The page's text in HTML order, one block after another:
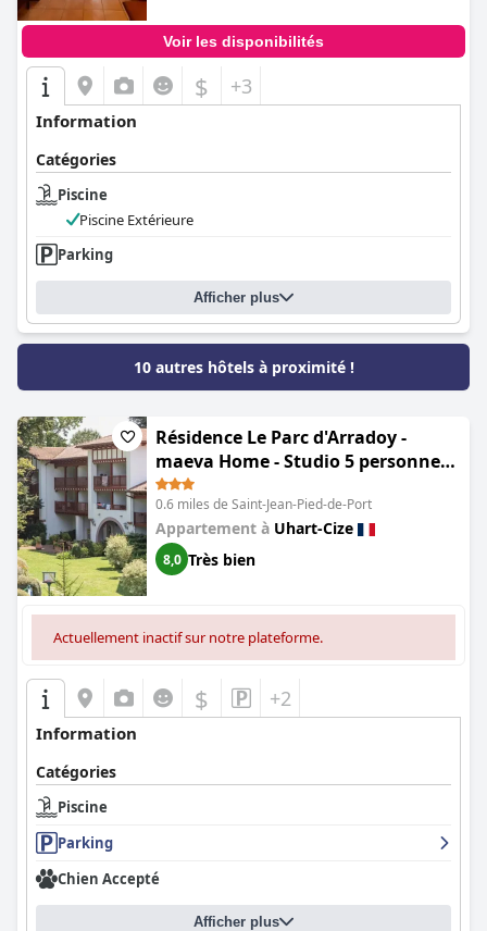
Voir les disponibilités
$ +3
Information
Catégories
Piscine
Piscine Extérieure
Parking
Afficher plus
10 autres hôtels à proximité !
Résidence Le Parc d'Arradoy -
maeva Home - Studio 5 personnes -
Confort MAE-4841
0.6 miles de Saint-Jean-Pied-de-Port
Appartement à Uhart-Cize
8,0 Très bien
Actuellement inactif sur notre plateforme.
$ +2
Information
Catégories
Piscine
Parking
Chien Accepté
Afficher plus